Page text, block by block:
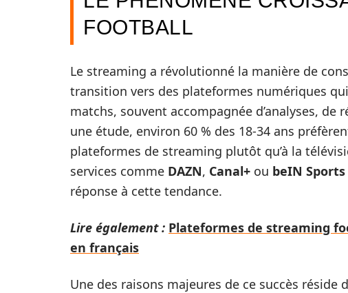
FOOTBALL
Le streaming a révolutionné la manière de
transition vers des plateformes numériques
matchs, souvent accompagnée d’analyses, de
une étude, environ 60 % des 18-34 ans
plateformes de streaming plutôt qu’à la
services comme DAZN, Canal+ ou beIN Sports
réponse à cette tendance.
Lire également : Plateformes de streaming
en français
Une des raisons majeures de ce succès réside